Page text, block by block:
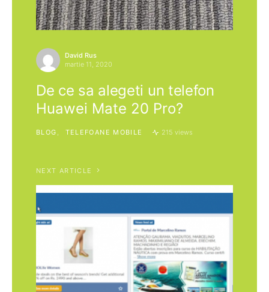
David Rus
martie 11, 2020
De ce sa alegeti un telefon
Huawei Mate 20 Pro?
BLOG TELEFOANE MOBILE 215 views
NEXT ARTICLE